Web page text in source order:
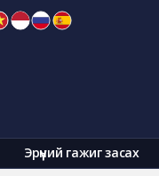
Эрүүний гажиг засах